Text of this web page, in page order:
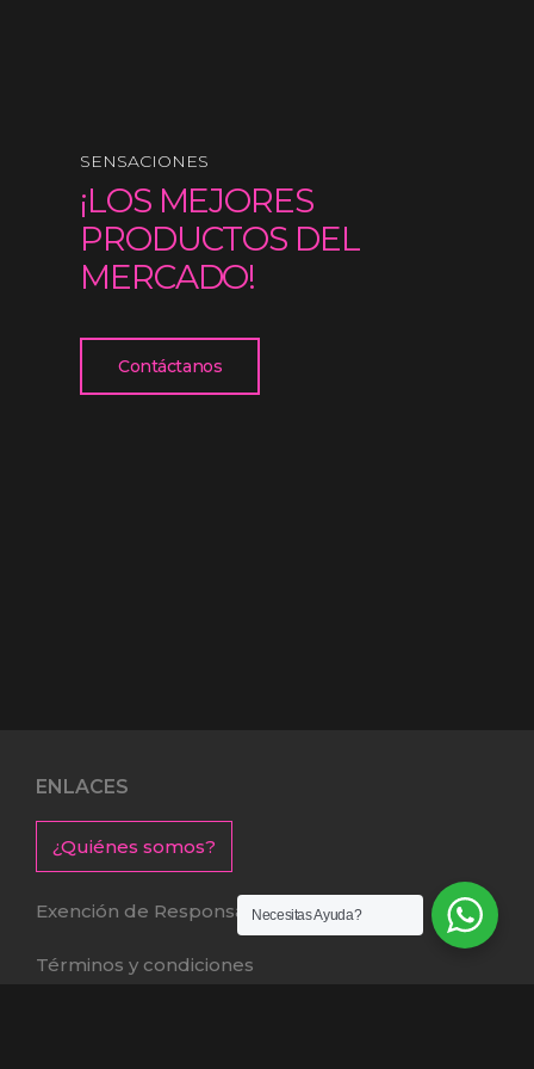
SENSACIONES
¡LOS MEJORES
PRODUCTOS DEL
MERCADO!
Contáctanos
ENLACES
¿Quiénes somos?
Exención de Responsabilidad
Términos y condiciones
Necesitas Ayuda?